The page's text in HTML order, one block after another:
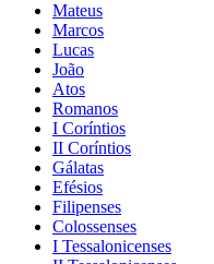
Mateus
Marcos
Lucas
João
Atos
Romanos
I Coríntios
II Coríntios
Gálatas
Efésios
Filipenses
Colossenses
I Tessalonicenses